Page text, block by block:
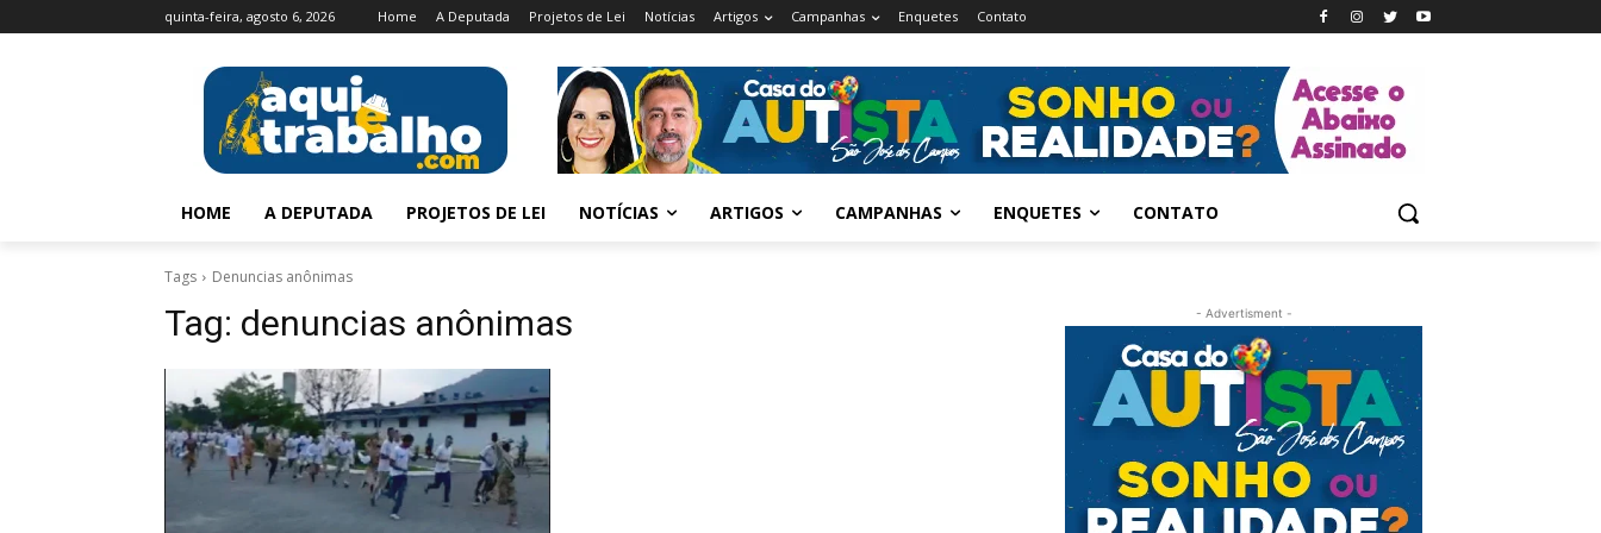
quinta-feira, agosto 6, 2026 Home A Deputada Projetos de Lei Notícias Artigos Campanhas Enquetes Contato
HOME A DEPUTADA PROJETOS DE LEI NOTÍCIAS ARTIGOS CAMPANHAS ENQUETES CONTATO
Tags Denuncias anônimas
Tag: denuncias anônimas - Advertisment -